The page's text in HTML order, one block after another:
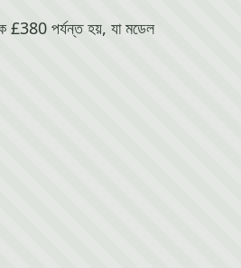
পর্যন্ত হয়, যা মডেল